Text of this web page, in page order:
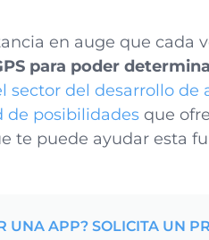
en auge que cada
para poder
sector del desarrollo
de posibilidades que
te puede ayudar esta
UNA APP? SOLICITA UN